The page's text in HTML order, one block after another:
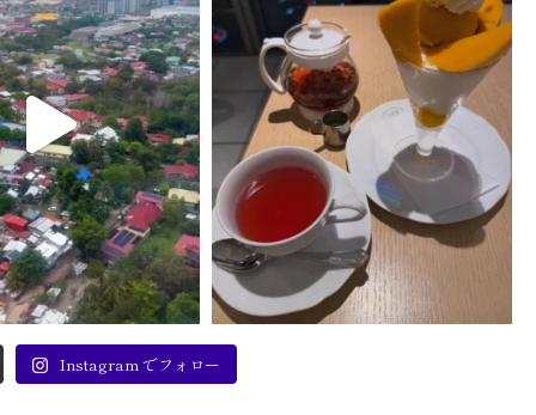
Instagram でフォロー